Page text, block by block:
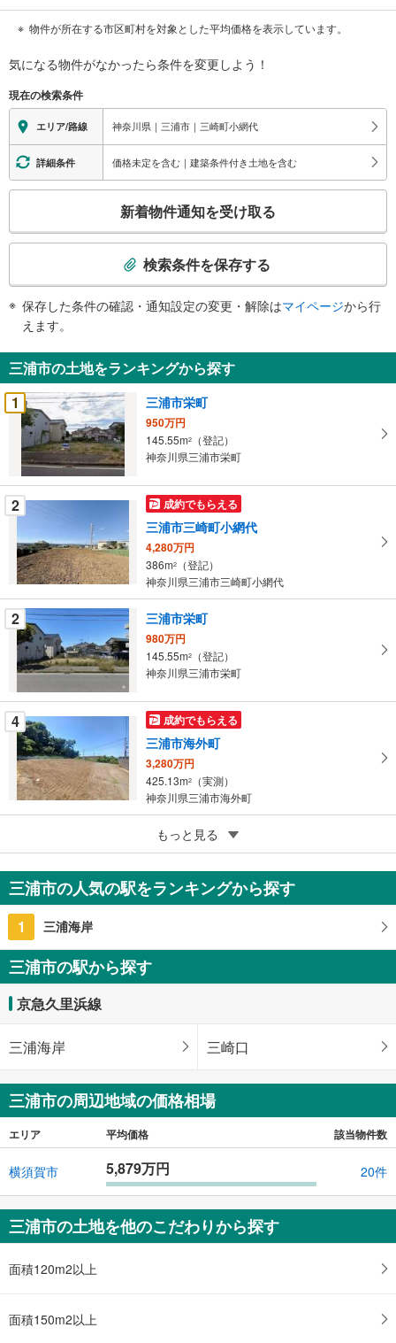
物件が所在する市区町村を対象とした平均価格を表示しています。
気になる物件がなかったら条件を変更しよう！
現在の検索条件
エリア/路線 神奈川県｜三浦市｜三崎町小網代
詳細条件 価格未定を含む｜建築条件付き土地を含む
検
知
を
受
け
条
件
マ
イ
ペ
ー
ジ
に
保
す
る
新着物件通知を受け取る
検索条件を保存する
保存した条件の確認・通知設定の変更・解除はマイページから行
えます。
三浦市の土地をランキングから探す
1
三浦市栄町
950万円
145.55m2
（登記）
神奈川県三浦市栄町
2 成約でもらえる
三浦市三崎町小網代
4,280万円
386m2
（登記）
神奈川県三浦市三崎町小網代
2 三浦市栄町
980万円
145.55m2
（登記）
神奈川県三浦市栄町
4 成約でもらえる
三浦市海外町
3,280万円
425.13m2
（実測）
神奈川県三浦市海外町
成約でもらえる
三浦市三崎町小網代
2,200万円
254.26m2（登記）
もっと見る
三浦市の人気の駅をランキングから探す
1 三浦海岸
三浦市の駅から探す
京急久里浜線
三浦海岸 三崎口
三浦市の周辺地域の価格相場
エリア 平均価格 該当物件数
横須賀市 5,879万円 20件
三浦市の土地を他のこだわりから探す
面積120m2以上
面積150m2以上